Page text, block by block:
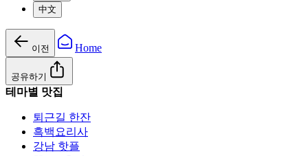
中文
이전 Home
공유하기
테마별 맛집
퇴근길 한잔
흑백요리사
강남 핫플